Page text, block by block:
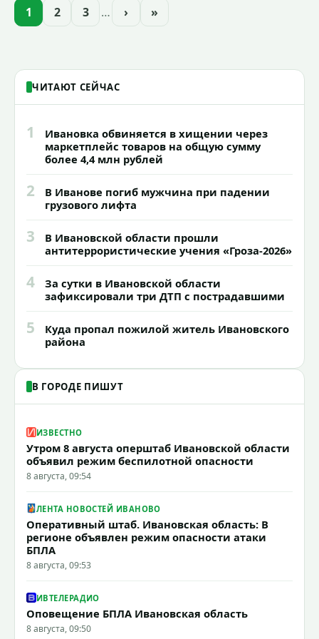
проекта подсветки исторических
1 2 3 … › »
ЧИТАЮТ СЕЙЧАС
1
Ивановка обвиняется в хищении через
маркетплейс товаров на общую сумму
более 4,4 млн рублей
2
В Иванове погиб мужчина при падении
грузового лифта
3
В Ивановской области прошли
антитеррористические учения «Гроза-2026»
4
За сутки в Ивановской области
зафиксировали три ДТП с пострадавшими
5
Куда пропал пожилой житель Ивановского
района
В ГОРОДЕ ПИШУТ
ИЗВЕСТНО
Утром 8 августа оперштаб Ивановской области
объявил режим беспилотной опасности
8 августа, 09:54
ЛЕНТА НОВОСТЕЙ ИВАНОВО
Оперативный штаб. Ивановская область: В
регионе объявлен режим опасности атаки
БПЛА
8 августа, 09:53
ИВТЕЛЕРАДИО
Оповещение БПЛА Ивановская область
8 августа, 09:50